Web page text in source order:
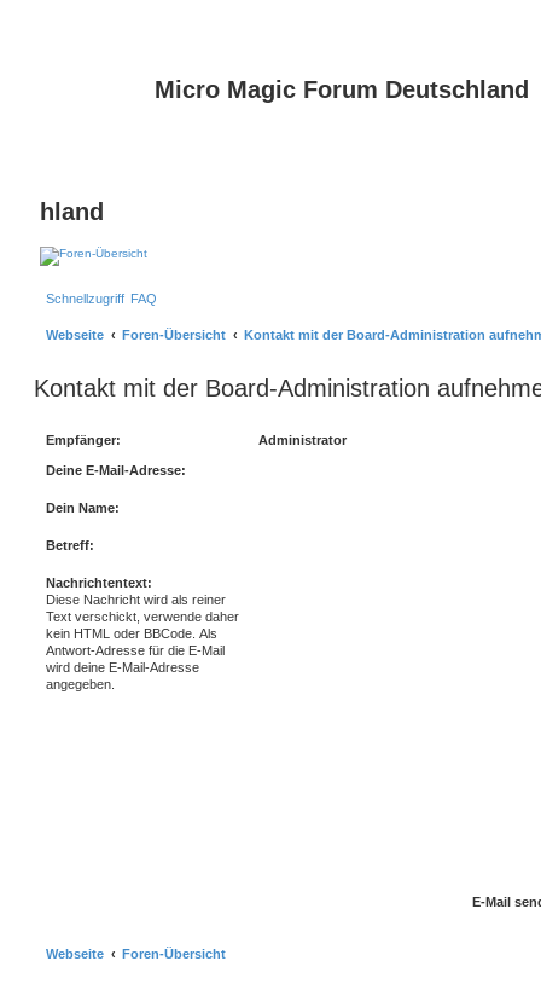
Micro Magic Forum Deutschland
hland
Schnellzugriff FAQ
Webseite Foren-Übersicht Kontakt mit der Board-Administration
Kontakt mit der Board-Administration
Empfänger: Administrator
Deine E-Mail-Adresse:
Dein Name:
Betreff:
Nachrichtentext:
Diese Nachricht wird als reiner
Text verschickt, verwende daher
kein HTML oder BBCode. Als
Antwort-Adresse für die E-Mail
wird deine E-Mail-Adresse
angegeben.
Webseite Foren-Übersicht